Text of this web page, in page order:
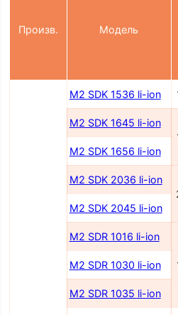
Произв. Модель
M2 SDK 1536 li-ion
M2 SDK 1645 li-ion
M2 SDK 1656 li-ion
M2 SDK 2036 li-ion
M2 SDK 2045 li-ion
M2 SDR 1016 li-ion
M2 SDR 1030 li-ion
M2 SDR 1035 li-ion